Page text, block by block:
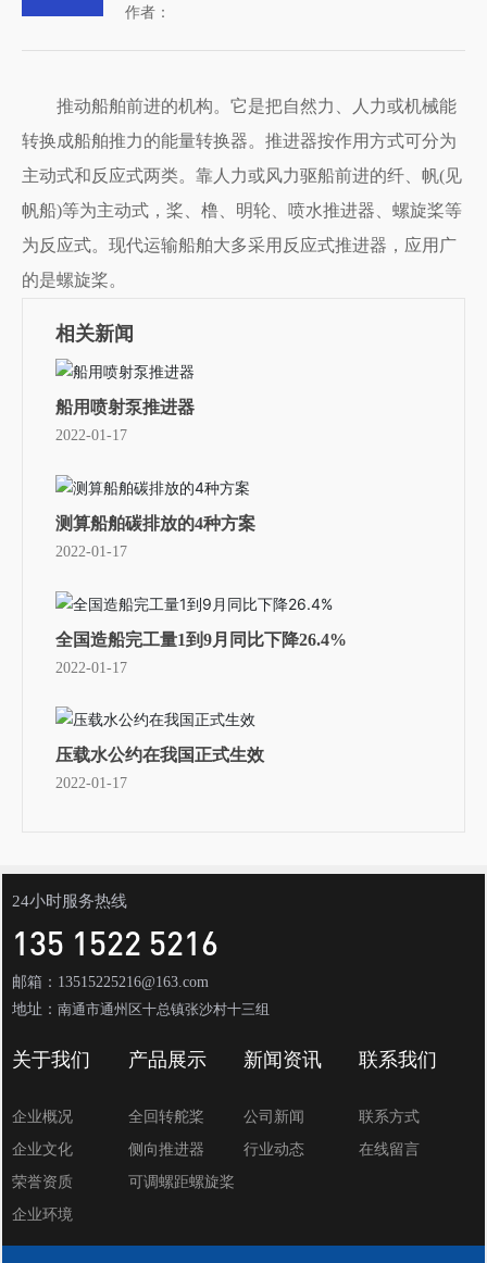
作者：
推动船舶前进的机构。它是把自然力、人力或机械能
转换成船舶推力的能量转换器。推进器按作用方式可分为
主动式和反应式两类。靠人力或风力驱船前进的纤、帆(见
帆船)等为主动式，桨、橹、明轮、喷水推进器、螺旋桨等
为反应式。现代运输船舶大多采用反应式推进器，应用广
的是螺旋桨。
相关新闻
船用喷射泵推进器
2022-01-17
测算船舶碳排放的4种方案
2022-01-17
全国造船完工量1到9月同比下降26.4%
2022-01-17
压载水公约在我国正式生效
2022-01-17
24小时服务热线
135 1522 5216
邮箱：13515225216@163.com
地址：南通市通州区十总镇张沙村十三组
关于我们
企业概况
企业文化
荣誉资质
企业环境
产品展示
全回转舵桨
侧向推进器
可调螺距螺旋桨
新闻资讯
公司新闻
行业动态
联系我们
联系方式
在线留言